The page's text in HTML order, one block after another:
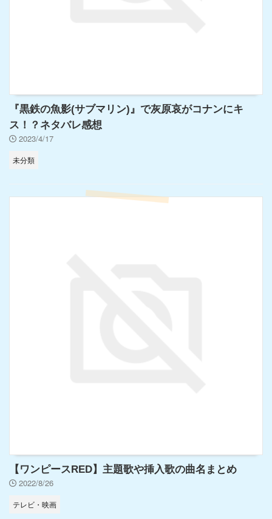
『黒鉄の魚影(サブマリン)』で灰原哀がコナンにキ
ス！？ネタバレ感想
2023/4/17
未分類
【ワンピースRED】主題歌や挿入歌の曲名まとめ
2022/8/26
テレビ・映画